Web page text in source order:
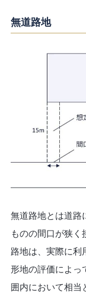
無道路地
無道路地とは道路
ものの間口が狭
路地は、実際に利
形地の評価によっ
囲内において相当